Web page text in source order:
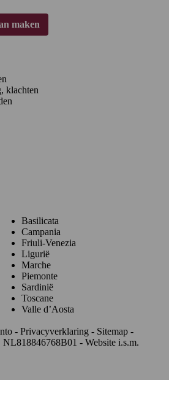
maken
klachten
Basilicata
Campania
Friuli-Venezia
Ligurië
Marche
Piemonte
Sardinië
Toscane
Valle d’Aosta
- Privacyverklaring - Sitemap -
- Website i.s.m.